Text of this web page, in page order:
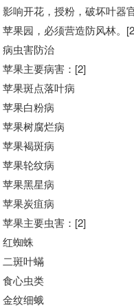
影响开花，授粉，破坏叶器
苹果园，必须营造防风林。
病虫害防治
苹果主要病害：[2]
苹果斑点落叶病
苹果白粉病
苹果树腐烂病
苹果褐斑病
苹果轮纹病
苹果黑星病
苹果炭疽病
苹果主要虫害：[2]
红蜘蛛
二斑叶蟎
食心虫类
金纹细蛾